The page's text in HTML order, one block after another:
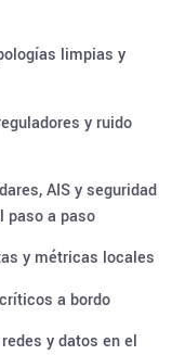
limpias y
y ruido
AIS y seguridad
a paso
y métricas locales
a bordo
y datos en el